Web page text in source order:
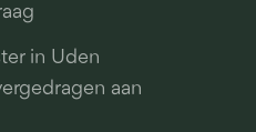
in Uden
aan